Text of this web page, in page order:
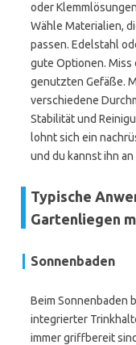
oder
Wähle Materialien,
passen. Edelstahl
gute Optionen. Miss
genutzten Gefäße.
verschiedene
Stabilität und
lohnt sich ein
und du kannst ihn
Typische
Gartenliegen
Sonnenbaden
Beim Sonnenbaden
integrierter
immer griffbereit